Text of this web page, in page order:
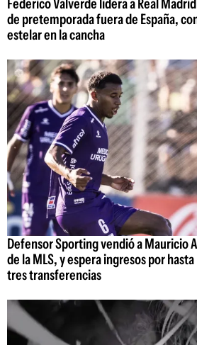
Federico Valverde lidera a Real
de pretemporada fuera de España,
estelar en la cancha
Defensor Sporting vendió a Mauricio
de la MLS, y espera ingresos por
tres transferencias